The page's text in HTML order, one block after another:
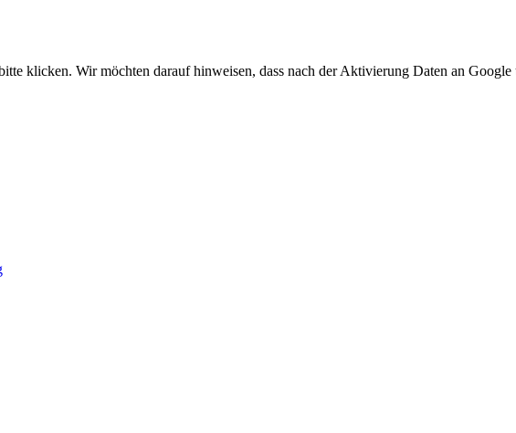
klicken. Wir möchten darauf hinweisen, dass nach der Aktivierung Daten an Google